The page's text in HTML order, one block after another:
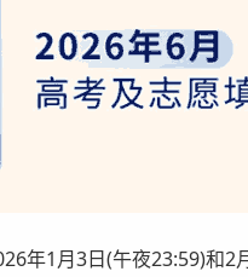
1月3日(午夜23:59)和2